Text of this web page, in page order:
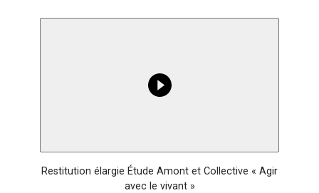
Lancer la vidéo
Restitution élargie Étude Amont et Collective « Agir
avec le vivant »